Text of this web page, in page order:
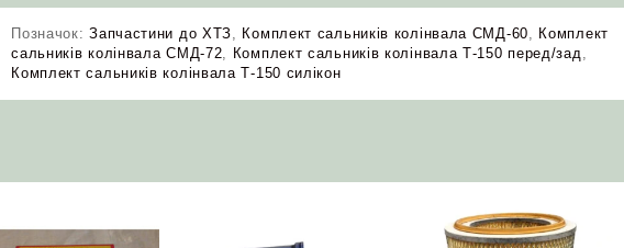
Позначок:Запчастини до ХТЗ, Комплект сальників колінвала СМД-60, Комплект
сальників колінвала СМД-72, Комплект сальників колінвала Т-150 перед/зад,
Комплект сальників колінвала Т-150 силікон